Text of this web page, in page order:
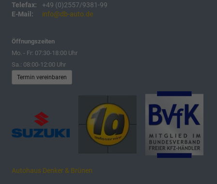
Telefax:
+49 (0)2557/9381-99
E-Mail:
info@db-auto.de
Öffnungszeiten
Mo. - Fr: 07:30-18:00 Uhr
Sa.: 08:00-12:00 Uhr
Termin vereinbaren
Autohaus Denker & Brünen